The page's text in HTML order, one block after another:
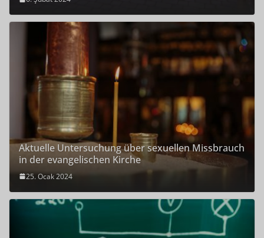
Aktuelle Untersuchung über sexuellen Missbrauch
in der evangelischen Kirche
25. Ocak 2024